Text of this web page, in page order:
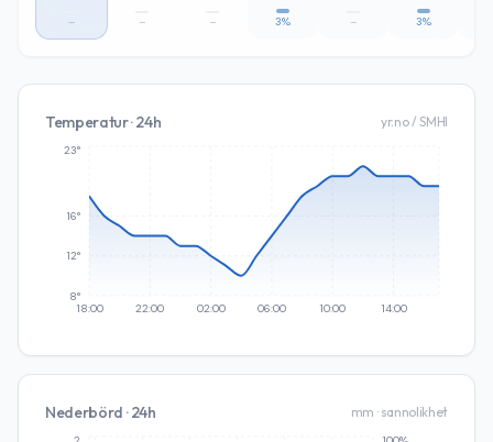
– – – 3% – 3%
Temperatur · 24h yr.no / SMHI
18:00 22:00 02:00 06:00 10:00 14:00
8°
12°
16°
23°
Nederbörd · 24h mm · sannolikhet